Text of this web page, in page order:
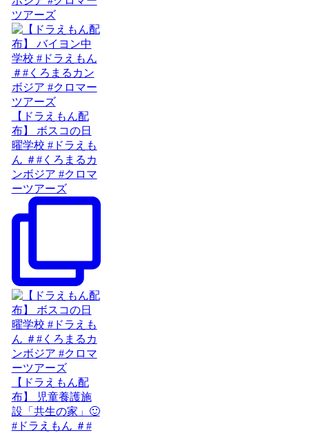
ツアーズ
【ドラえもん配
布】 ボスコの日
曜学校 #ドラえも
ん ＃#くろまるカ
ンボジア #クロマ
ーツアーズ
【ドラえもん配
布】 児童養護施
設「共生の家」🙂
#ドラえもん ＃#